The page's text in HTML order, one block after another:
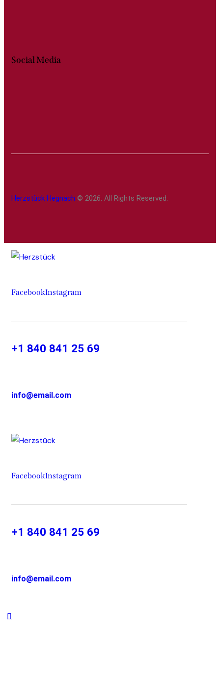
Social Media
Herzstück Hegnach © 2026. All Rights Reserved.
FacebookInstagram
+1 840 841 25 69
info@email.com
FacebookInstagram
+1 840 841 25 69
info@email.com